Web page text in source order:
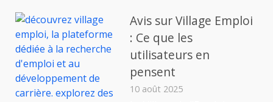
Avis sur Village Emploi
: Ce que les
utilisateurs en
pensent
10 août 2025